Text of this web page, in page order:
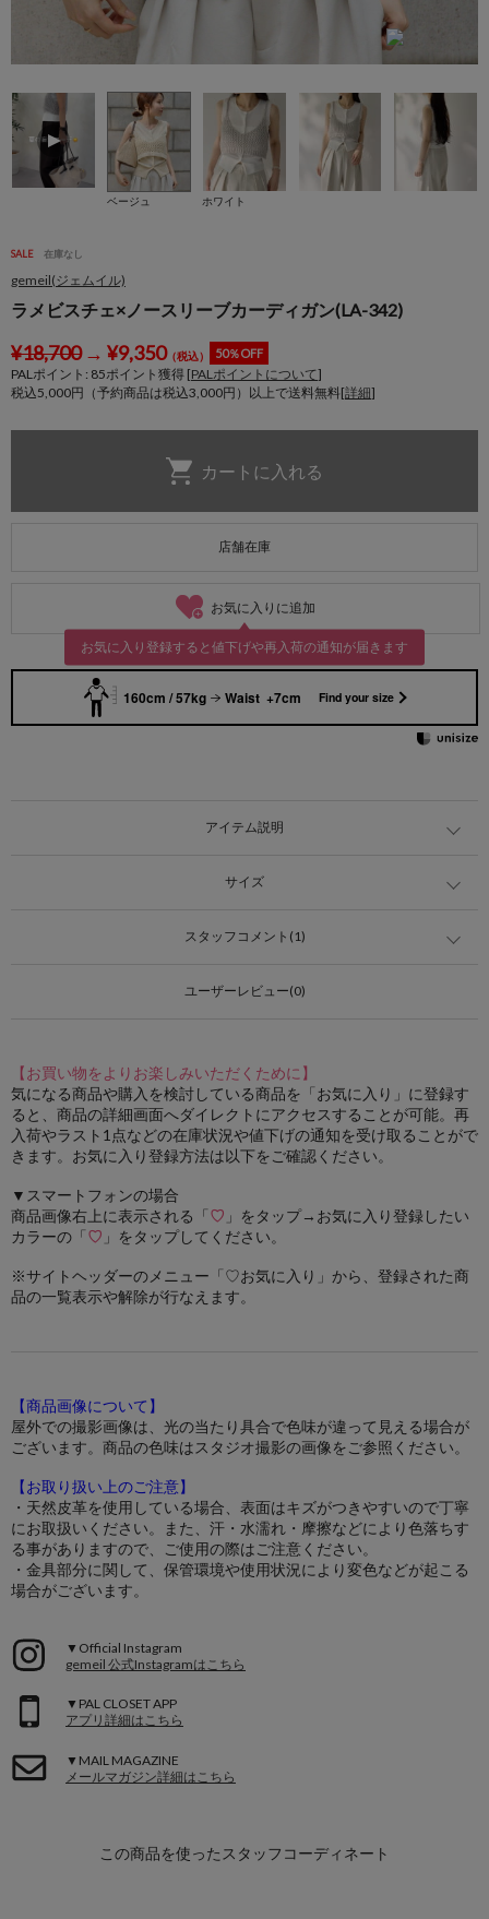
ベージュ ホワイト
SALE 在庫なし
gemeil(ジェムイル)
ラメビスチェ×ノースリーブカーディガン(LA-342)
¥18,700→ ¥9,350（税込） 50％OFF
PALポイント: 85ポイント獲得 [PALポイントについて]
税込5,000円（予約商品は税込3,000円）以上で送料無料[詳細]
店舗在庫
お気に入りに追加
お気に入り登録すると値下げや再入荷の通知が届きます
160cm / 57kg Waist +7cm Find your size
アイテム説明
サイズ
スタッフコメント(1)
ユーザーレビュー(0)
【お買い物をよりお楽しみいただくために】
気になる商品や購入を検討している商品を「お気に入り」に登録す
ると、商品の詳細画面へダイレクトにアクセスすることが可能。再
入荷やラスト1点などの在庫状況や値下げの通知を受け取ることがで
きます。お気に入り登録方法は以下をご確認ください。
▼スマートフォンの場合
商品画像右上に表示される「♡ 」をタップ→お気に入り登録したい
カラーの「♡ 」をタップしてください。
※サイトヘッダーのメニュー「♡お気に入り」から、登録された商
品の一覧表示や解除が行なえます。
【商品画像について】
屋外での撮影画像は、光の当たり具合で色味が違って見える場合が
ございます。商品の色味はスタジオ撮影の画像をご参照ください。
【お取り扱い上のご注意】
・天然皮革を使用している場合、表面はキズがつきやすいので丁寧
にお取扱いください。また、汗・水濡れ・摩擦などにより色落ちす
る事がありますので、ご使用の際はご注意ください。
・金具部分に関して、保管環境や使用状況により変色などが起こる
場合がございます。
▼Official Instagram
gemeil 公式Instagramはこちら
▼PAL CLOSET APP
アプリ詳細はこちら
▼MAIL MAGAZINE
メールマガジン詳細はこちら